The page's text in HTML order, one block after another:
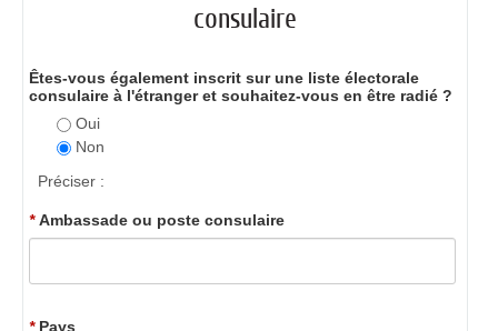
consulaire
Êtes-vous également inscrit sur une liste électorale
consulaire à l'étranger et souhaitez-vous en être radié ?
Oui
Non
Préciser :
*Ambassade ou poste consulaire
*Pays